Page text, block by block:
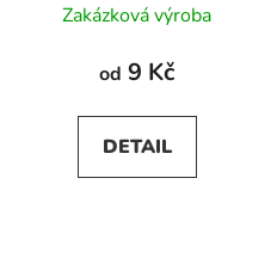
Zakázková výroba
od 9 Kč
DETAIL